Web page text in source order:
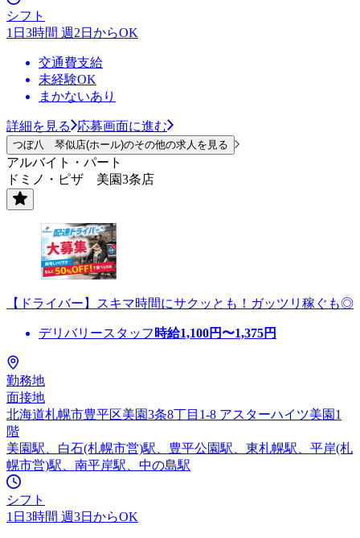
シフト
1日3時間 週2日からOK
交通費支給
未経験OK
まかないあり
詳細を見る 応募画面に進む
つぼ八 琴似店(ホール)のその他の求人を見る
アルバイト・パート
ドミノ・ピザ 美園3条店
【ドライバー】スキマ時間にサクッとも！ガッツリ稼ぐも◎
デリバリースタッフ 時給1,100円〜1,375円
勤務地
面接地
北海道札幌市豊平区美園3条8丁目1-8 アスターハイツ美園1
階
美園駅、白石(札幌市営)駅、豊平公園駅、東札幌駅、平岸(札
幌市営)駅、南平岸駅、中の島駅
シフト
1日3時間 週3日からOK